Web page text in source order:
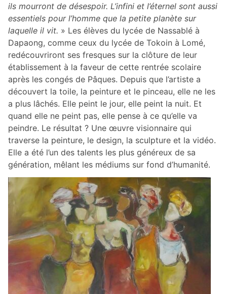
ils mourront de désespoir. L’infini et l’éternel sont aussi
essentiels pour l’homme que la petite planète sur
laquelle il vit. » Les élèves du lycée de Nassablé à
Dapaong, comme ceux du lycée de Tokoin à Lomé,
redécouvriront ses fresques sur la clôture de leur
établissement à la faveur de cette rentrée scolaire
après les congés de Pâques. Depuis que l’artiste a
découvert la toile, la peinture et le pinceau, elle ne les
a plus lâchés. Elle peint le jour, elle peint la nuit. Et
quand elle ne peint pas, elle pense à ce qu’elle va
peindre. Le résultat ? Une œuvre visionnaire qui
traverse la peinture, le design, la sculpture et la vidéo.
Elle a été l’un des talents les plus généreux de sa
génération, mêlant les médiums sur fond d’humanité.